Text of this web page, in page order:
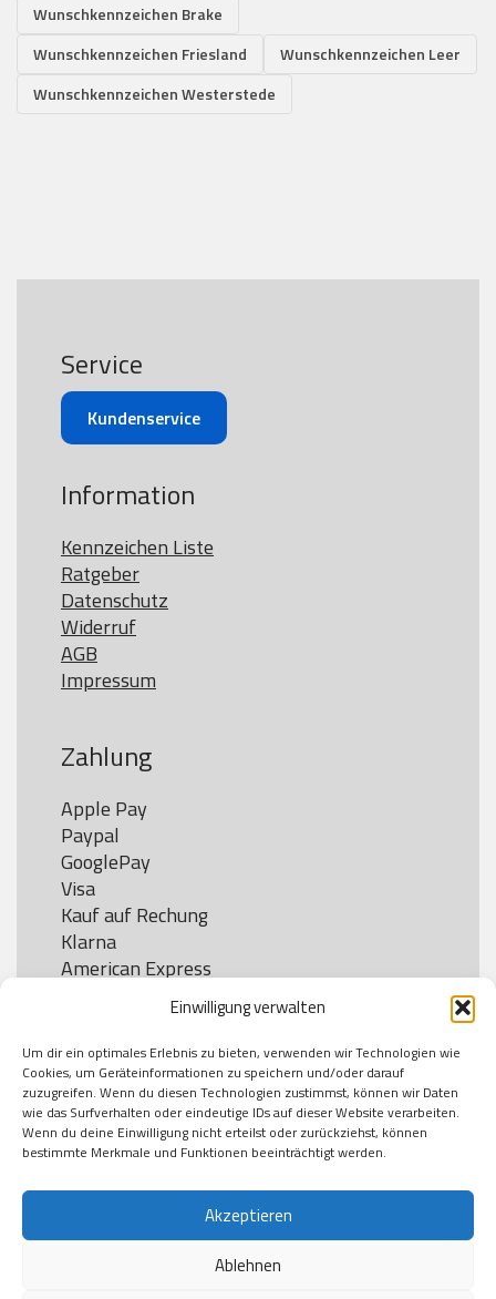
Einwilligung verwalten
Um dir ein optimales Erlebnis zu bieten, verwenden wir Technologien wie
Cookies, um Geräteinformationen zu speichern und/oder darauf
zuzugreifen. Wenn du diesen Technologien zustimmst, können wir Daten
wie das Surfverhalten oder eindeutige IDs auf dieser Website verarbeiten.
Wenn du deine Einwilligung nicht erteilst oder zurückziehst, können
bestimmte Merkmale und Funktionen beeinträchtigt werden.
Akzeptieren
Ablehnen
Wunschkennzeichen Brake
Wunschkennzeichen Friesland
Wunschkennzeichen Leer
Wunschkennzeichen Westerstede
Service
Kundenservice
Information
Kennzeichen Liste
Ratgeber
Datenschutz
Widerruf
AGB
Impressum
Zahlung
Apple Pay
Paypal
GooglePay
Visa
Kauf auf Rechung
Klarna
American Express
Versand
DHL
Klimaneutral